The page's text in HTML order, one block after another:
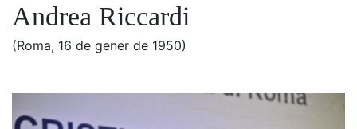
Andrea Riccardi
(Roma, 16 de gener de 1950)